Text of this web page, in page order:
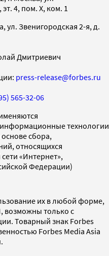
4, пом. X, ком. 1
ул. Звенигородская 2-я, д.
Дмитриевич
press-release@forbes.ru
565-32-06
технологии
сбора,
относящихся
«Интернет»,
Федерации)
их в любой форме,
возможны только с
Товарный знак Forbes
Forbes Media Asia